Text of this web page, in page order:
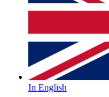
In English